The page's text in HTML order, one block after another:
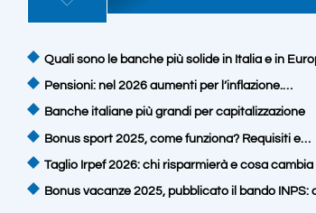
Quali sono le banche più solide in Italia e in
Pensioni: nel 2026 aumenti per l’inflazione.…
Banche italiane più grandi per capitalizzazione
Bonus sport 2025, come funziona? Requisiti e…
Taglio Irpef 2026: chi risparmierà e cosa
Bonus vacanze 2025, pubblicato il bando INPS: